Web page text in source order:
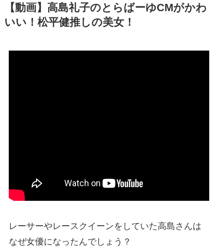
【動画】高島礼子のとらばーゆCMがかわ
いい！松平健推しの美女！
レーサーやレースクイーンをしていた高島さんは
なぜ女優になったんでしょう？